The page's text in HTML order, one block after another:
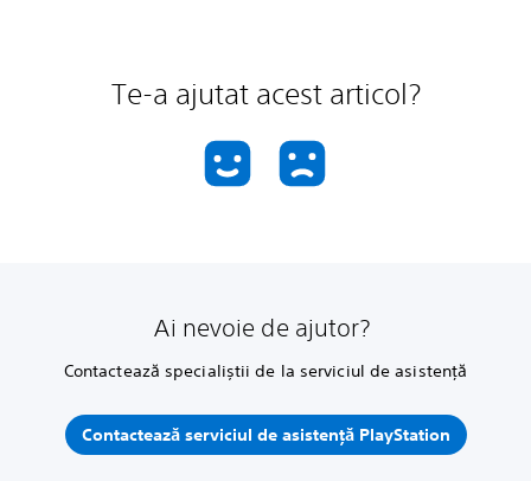
Te-a ajutat acest articol?
Ai nevoie de ajutor?
Contactează specialiștii de la serviciul de asistență
Contactează serviciul de asistență PlayStation